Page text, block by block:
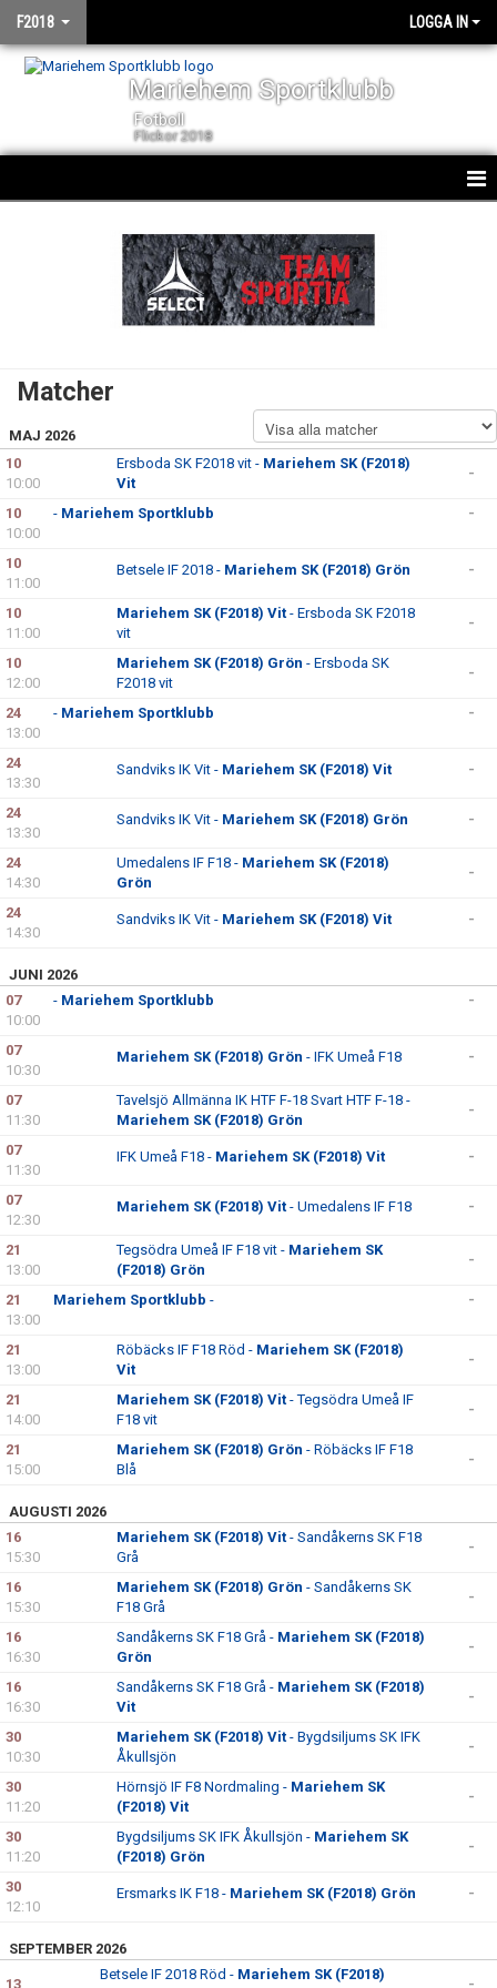
F2018 LOGGA IN
Mariehem Sportklubb
Fotboll
Flickor 2018
BILDGALLERI
DOKUMENT
KONTAKT
Matcher
MAJ 2026
10
10:00
Ersboda SK F2018 vit - Mariehem SK (F2018)
Vit
-
10
10:00
- Mariehem Sportklubb -
10
11:00
Betsele IF 2018 - Mariehem SK (F2018) Grön -
10
11:00
Mariehem SK (F2018) Vit - Ersboda SK F2018
vit
-
10
12:00
Mariehem SK (F2018) Grön - Ersboda SK
F2018 vit
-
24
13:00
- Mariehem Sportklubb -
24
13:30
Sandviks IK Vit - Mariehem SK (F2018) Vit -
24
13:30
Sandviks IK Vit - Mariehem SK (F2018) Grön -
24
14:30
Umedalens IF F18 - Mariehem SK (F2018)
Grön
-
24
14:30
Sandviks IK Vit - Mariehem SK (F2018) Vit -
JUNI 2026
07
10:00
- Mariehem Sportklubb -
07
10:30
Mariehem SK (F2018) Grön - IFK Umeå F18 -
07
11:30
Tavelsjö Allmänna IK HTF F-18 Svart HTF F-18 -
Mariehem SK (F2018) Grön
-
07
11:30
IFK Umeå F18 - Mariehem SK (F2018) Vit -
07
12:30
Mariehem SK (F2018) Vit - Umedalens IF F18 -
21
13:00
Tegsödra Umeå IF F18 vit - Mariehem SK
(F2018) Grön
-
21
13:00
Mariehem Sportklubb - -
21
13:00
Röbäcks IF F18 Röd - Mariehem SK (F2018)
Vit
-
21
14:00
Mariehem SK (F2018) Vit - Tegsödra Umeå IF
F18 vit
-
21
15:00
Mariehem SK (F2018) Grön - Röbäcks IF F18
Blå
-
AUGUSTI 2026
16
15:30
Mariehem SK (F2018) Vit - Sandåkerns SK F18
Grå
-
16
15:30
Mariehem SK (F2018) Grön - Sandåkerns SK
F18 Grå
-
16
16:30
Sandåkerns SK F18 Grå - Mariehem SK (F2018)
Grön
-
16
16:30
Sandåkerns SK F18 Grå - Mariehem SK (F2018)
Vit
-
30
10:30
Mariehem SK (F2018) Vit - Bygdsiljums SK IFK
Åkullsjön
-
30
11:20
Hörnsjö IF F8 Nordmaling - Mariehem SK
(F2018) Vit
-
30
11:20
Bygdsiljums SK IFK Åkullsjön - Mariehem SK
(F2018) Grön
-
30
12:10
Ersmarks IK F18 - Mariehem SK (F2018) Grön -
SEPTEMBER 2026
13
Betsele IF 2018 Röd - Mariehem SK (F2018)
-